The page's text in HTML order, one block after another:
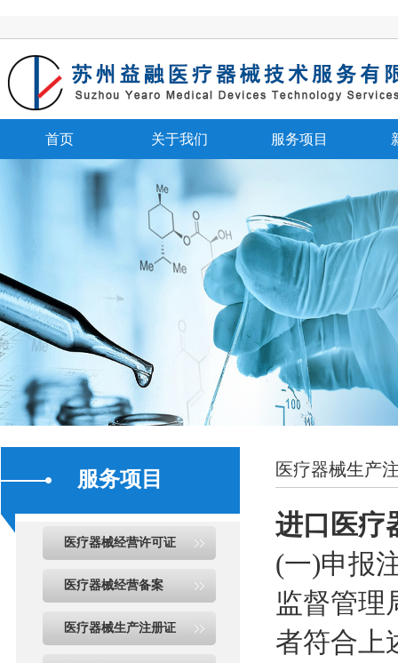
首页 关于我们 服务项目
服务项目
医疗器械经营许可证
医疗器械经营备案
医疗器械生产注册证
医疗器械生产
进口医疗
(一)申报
监督管理
者符合上